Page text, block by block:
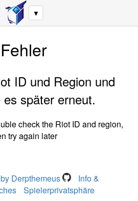
▼
Fehler
ID und Region und
später erneut.
check the Riot ID and region,
try again later
Derpthemeus
Info &
Spielerprivatsphäre